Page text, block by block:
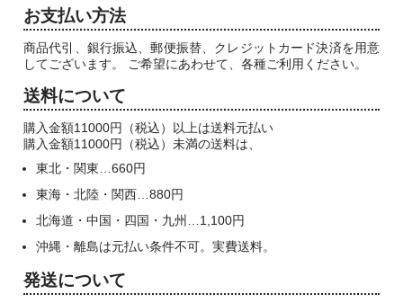
お支払い方法
商品代引、銀行振込、郵便振替、クレジットカード決済を用意
してございます。 ご希望にあわせて、各種ご利用ください。
送料について
購入金額11000円（税込）以上は送料元払い
購入金額11000円（税込）未満の送料は、
東北・関東…660円
東海・北陸・関西…880円
北海道・中国・四国・九州…1,100円
沖縄・離島は元払い条件不可。実費送料。
発送について